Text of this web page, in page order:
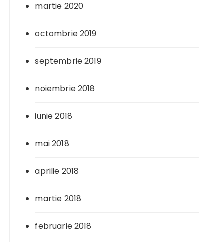
martie 2020
octombrie 2019
septembrie 2019
noiembrie 2018
iunie 2018
mai 2018
aprilie 2018
martie 2018
februarie 2018